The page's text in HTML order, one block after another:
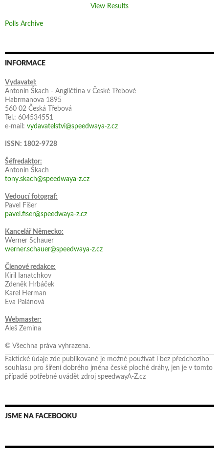
View Results
Polls Archive
INFORMACE
Vydavatel:
Antonín Škach - Angličtina v České Třebové
Habrmanova 1895
560 02 Česká Třebová
Tel.: 604534551
e-mail: vydavatelstvi@speedwaya-z.cz
ISSN: 1802-9728
Šéfredaktor:
Antonín Škach
tony.skach@speedwaya-z.cz
Vedoucí fotograf:
Pavel Fišer
pavel.fiser@speedwaya-z.cz
Kancelář Německo:
Werner Schauer
werner.schauer@speedwaya-z.cz
Členové redakce:
Kiril Ianatchkov
Zdeněk Hrbáček
Karel Herman
Eva Palánová
Webmaster:
Aleš Zemina
© Všechna práva vyhrazena.
Faktické údaje zde publikované je možné používat i bez předchozího
souhlasu pro šíření dobrého jména české ploché dráhy, jen je v tomto
případě potřebné uvádět zdroj speedwayA-Z.cz
JSME NA FACEBOOKU